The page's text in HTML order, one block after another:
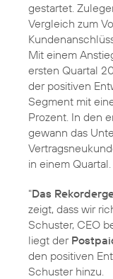
gestartet.
Vergleich zum
Mit einem
ersten Quartal
der positiven
Segment mit
Prozent. In den
gewann das
in einem Quartal.
"Das
zeigt, dass wir
Schuster, CEO
liegt der
den positiven
Schuster hinzu.